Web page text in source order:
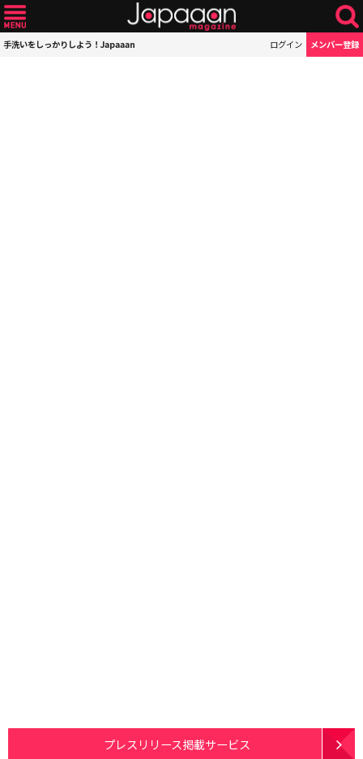
手洗いをしっかりしよう！Japaaan ログイン メンバー登録
プレスリリース掲載サービス